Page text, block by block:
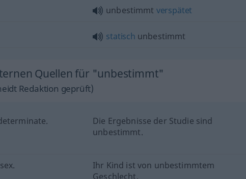
unbestimmt verspätet
statisch unbestimmt
Quellen für "unbestimmt"
Redaktion geprüft)
Die Ergebnisse der Studie sind
unbestimmt.
Ihr Kind ist von unbestimmtem
Geschlecht.